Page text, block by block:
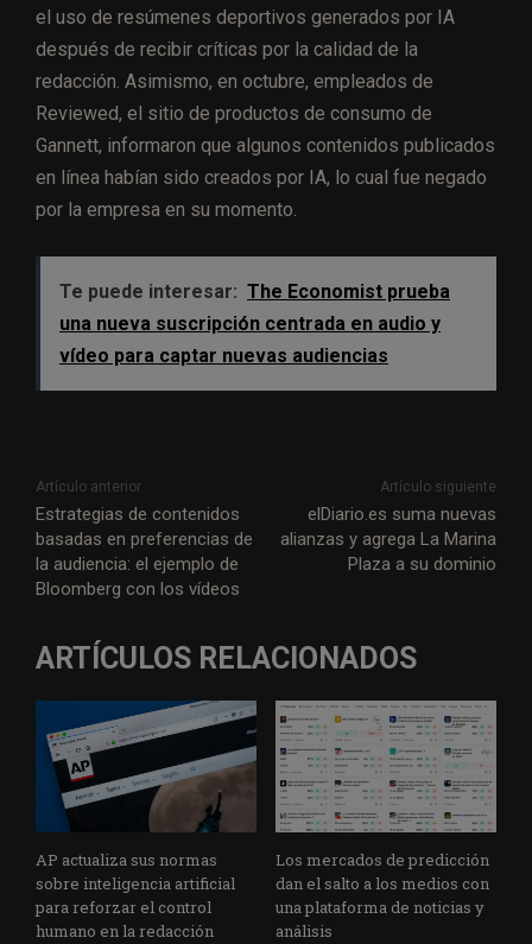
el uso de resúmenes deportivos generados por IA
después de recibir críticas por la calidad de la
redacción. Asimismo, en octubre, empleados de
Reviewed, el sitio de productos de consumo de
Gannett, informaron que algunos contenidos publicados
en línea habían sido creados por IA, lo cual fue negado
por la empresa en su momento.
Te puede interesar: The Economist prueba
una nueva suscripción centrada en audio y
vídeo para captar nuevas audiencias
Artículo anterior
Estrategias de contenidos
basadas en preferencias de
la audiencia: el ejemplo de
Bloomberg con los vídeos
Artículo siguiente
elDiario.es suma nuevas
alianzas y agrega La Marina
Plaza a su dominio
ARTÍCULOS RELACIONADOS
AP actualiza sus normas
sobre inteligencia artificial
para reforzar el control
humano en la redacción
Los mercados de predicción
dan el salto a los medios con
una plataforma de noticias y
análisis